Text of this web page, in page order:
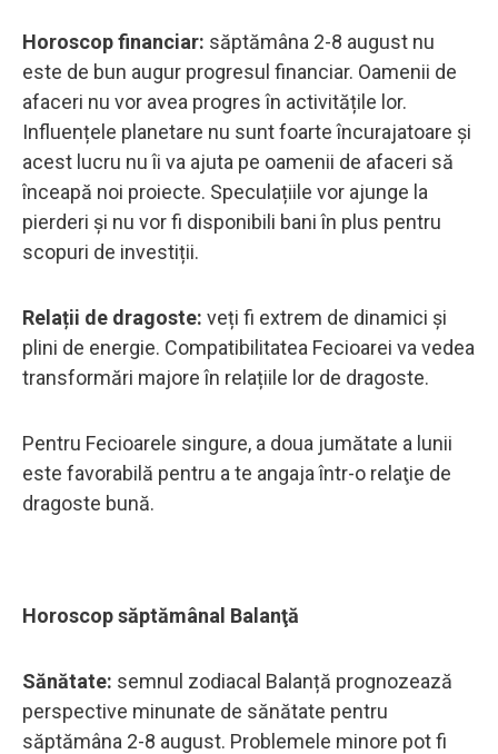
Horoscop financiar: săptămâna 2-8 august nu
este de bun augur progresul financiar. Oamenii de
afaceri nu vor avea progres în activitățile lor.
Influențele planetare nu sunt foarte încurajatoare și
acest lucru nu îi va ajuta pe oamenii de afaceri să
înceapă noi proiecte. Speculațiile vor ajunge la
pierderi și nu vor fi disponibili bani în plus pentru
scopuri de investiții.
Relații de dragoste: veți fi extrem de dinamici și
plini de energie. Compatibilitatea Fecioarei va vedea
transformări majore în relațiile lor de dragoste.
Pentru Fecioarele singure, a doua jumătate a lunii
este favorabilă pentru a te angaja într-o relaţie de
dragoste bună.
Horoscop săptămânal Balanţă
Sănătate: semnul zodiacal Balanță prognozează
perspective minunate de sănătate pentru
săptămâna 2-8 august. Problemele minore pot fi